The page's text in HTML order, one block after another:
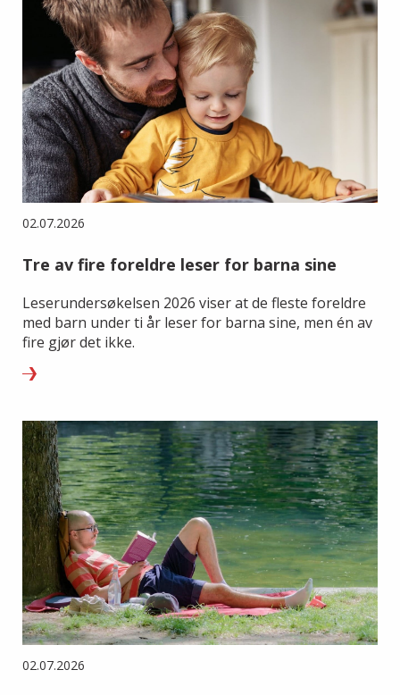
02.07.2026
Tre av fire foreldre leser for barna sine
Leserundersøkelsen 2026 viser at de fleste foreldre
med barn under ti år leser for barna sine, men én av
fire gjør det ikke.
02.07.2026